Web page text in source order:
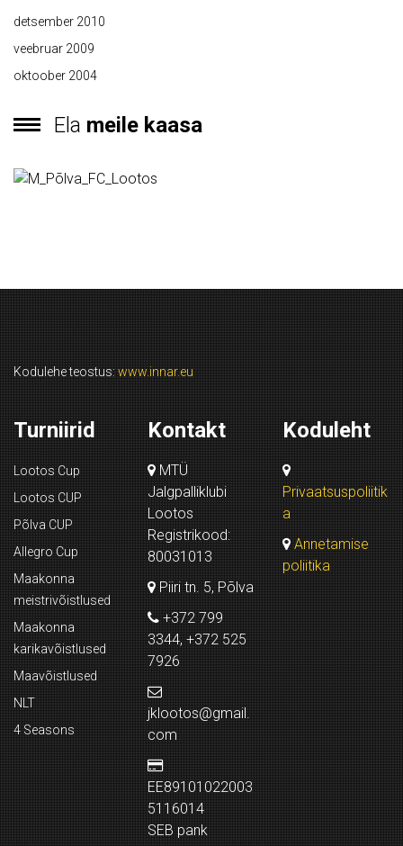
detsember 2010
veebruar 2009
oktoober 2004
Ela meile kaasa
Kodulehe teostus: www.innar.eu
Turniirid
Lootos Cup
Lootos CUP
Põlva CUP
Allegro Cup
Maakonna
meistrivõistlused
Maakonna
karikavõistlused
Maavõistlused
NLT
4 Seasons
Kontakt
MTÜ
Jalgpalliklubi
Lootos
Registrikood:
80031013
Piiri tn. 5, Põlva
+372 799
3344, +372 525
7926
jklootos@gmail.
com
EE89101022003
5116014
SEB pank
Koduleht
Privaatsuspoliitik
a
Annetamise
poliitika